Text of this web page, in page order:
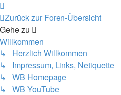
Zurück zur Foren-Übersicht
Gehe zu
Willkommen
↳ Herzlich Willkommen
↳ Impressum, Links, Netiquette
↳ WB Homepage
↳ WB YouTube